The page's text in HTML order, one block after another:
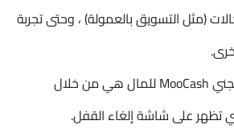
(مثل التسويق بالعمولة) ، وحتى تجربة
لكن الطريقة الرئيسية لجني MooCash للمال هي من خلال
تظهر على شاشة إلغاء القفل.